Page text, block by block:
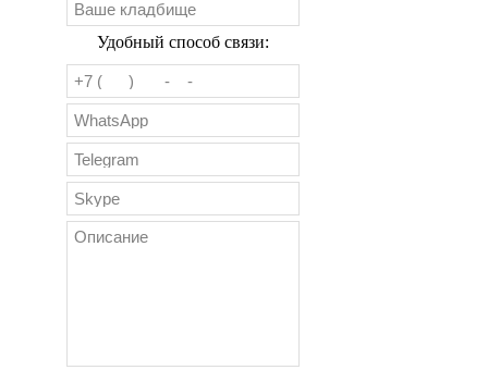
Удобный способ связи: